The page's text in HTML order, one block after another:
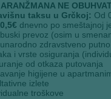
ARANŽMANA NE
taksu u Grčkoj: Od
0,5€ dnevno po smeštajnoj
prevoz (osim u
zdravstveno
i vrste osiguranja
od otkaza putovanja
higijene u
izlete
troškove